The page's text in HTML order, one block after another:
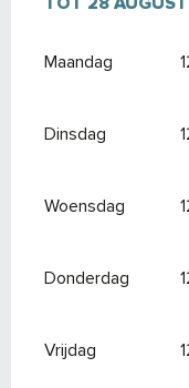
Maandag
Dinsdag
Woensdag
Donderdag
Vrijdag